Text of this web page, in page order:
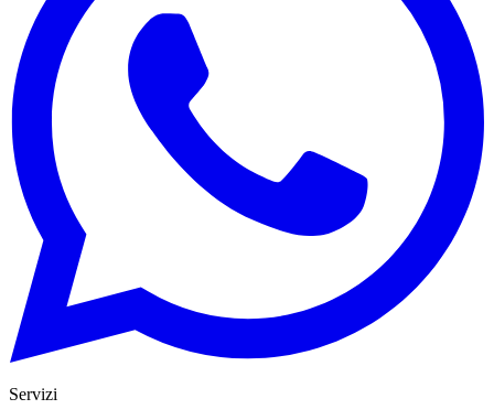
Servizi